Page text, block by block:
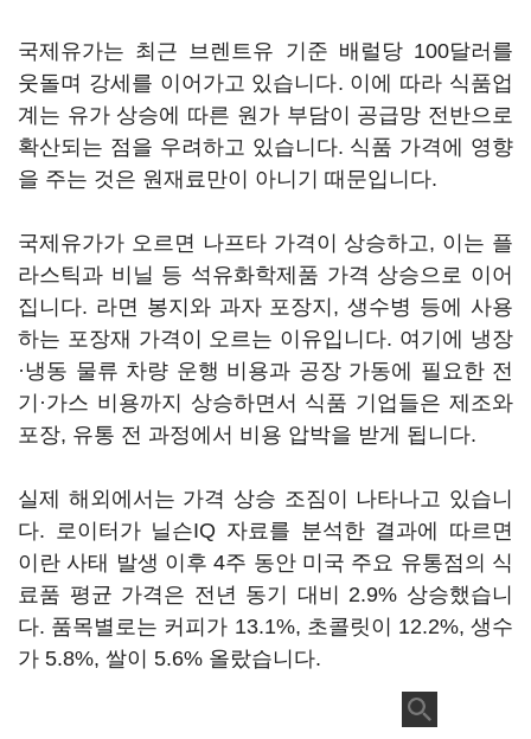
국제유가는 최근 브렌트유 기준 배럴당 100달러를
웃돌며 강세를 이어가고 있습니다. 이에 따라 식품업
계는 유가 상승에 따른 원가 부담이 공급망 전반으로
확산되는 점을 우려하고 있습니다. 식품 가격에 영향
을 주는 것은 원재료만이 아니기 때문입니다.
국제유가가 오르면 나프타 가격이 상승하고, 이는 플
라스틱과 비닐 등 석유화학제품 가격 상승으로 이어
집니다. 라면 봉지와 과자 포장지, 생수병 등에 사용
하는 포장재 가격이 오르는 이유입니다. 여기에 냉장
·냉동 물류 차량 운행 비용과 공장 가동에 필요한 전
기·가스 비용까지 상승하면서 식품 기업들은 제조와
포장, 유통 전 과정에서 비용 압박을 받게 됩니다.
실제 해외에서는 가격 상승 조짐이 나타나고 있습니
다. 로이터가 닐슨IQ 자료를 분석한 결과에 따르면
이란 사태 발생 이후 4주 동안 미국 주요 유통점의 식
료품 평균 가격은 전년 동기 대비 2.9% 상승했습니
다. 품목별로는 커피가 13.1%, 초콜릿이 12.2%, 생수
가 5.8%, 쌀이 5.6% 올랐습니다.